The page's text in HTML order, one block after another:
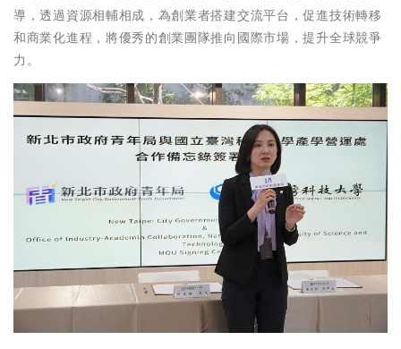
導，透過資源相輔相成，為創業者搭建交流平台，促進技術轉移
和商業化進程，將優秀的創業團隊推向國際市場，提升全球競爭
力。